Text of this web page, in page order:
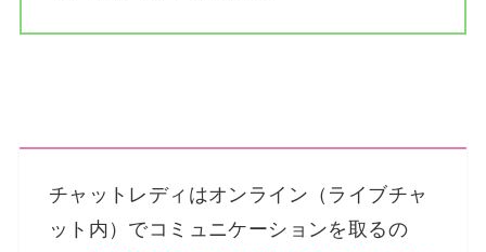
チャットレディはオンライン（ライブチャ
ット内）でコミュニケーションを取るの